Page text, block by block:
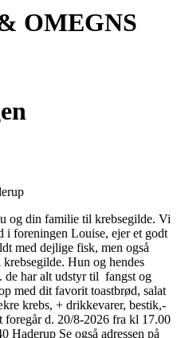
OMEGNS
og din familie til krebsegilde. Vi
i foreningen Louise, ejer et godt
med dejlige fisk, men også
Hun og hendes
de har alt udstyr til fangst og
med dit favorit toastbrød, salat
krebs, + drikkevarer, bestik,-
d. 20/8-2026 fra kl 17.00
Haderup Se også adressen på